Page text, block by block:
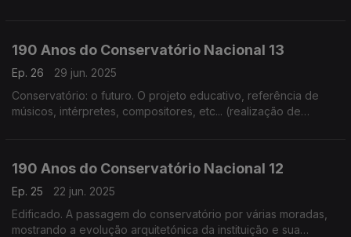
190 Anos do Conservatório Nacional 13
Ep. 26
29 jun. 2025
Conservatório: o futuro. O projeto educativo, referência de
músicos, intérpretes, compositores, etc... (realização de
190 Anos do Conservatório Nacional 12
Ep. 25
22 jun. 2025
Edificado. A passagem do conservatório por várias moradas,
mostrando a evolução arquitetónica da instituição e sua